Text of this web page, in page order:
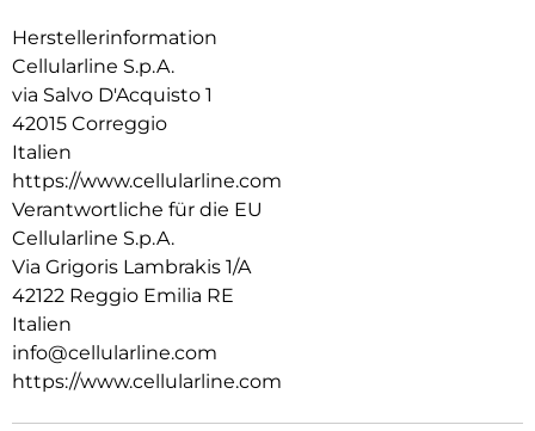
Herstellerinformation
Cellularline S.p.A.
via Salvo D'Acquisto 1
42015 Correggio
Italien
https://www.cellularline.com
Verantwortliche für die EU
Cellularline S.p.A.
Via Grigoris Lambrakis 1/A
42122 Reggio Emilia RE
Italien
info@cellularline.com
https://www.cellularline.com